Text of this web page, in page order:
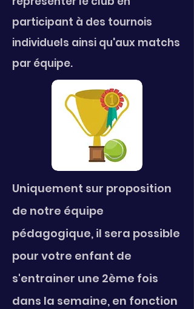
participant à des tournois
individuels ainsi qu'aux matchs
par équipe.
Uniquement sur proposition
de notre équipe
pédagogique, il sera possible
pour votre enfant de
s'entrainer une 2ème fois
dans la semaine, en fonction